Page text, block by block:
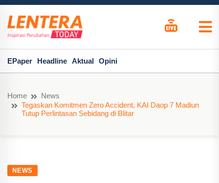
EPaper Headline Aktual Opini
Home
News
Tegaskan Komitmen Zero Accident, KAI Daop 7 Madiun
Tutup Perlintasan Sebidang di Blitar
NEWS